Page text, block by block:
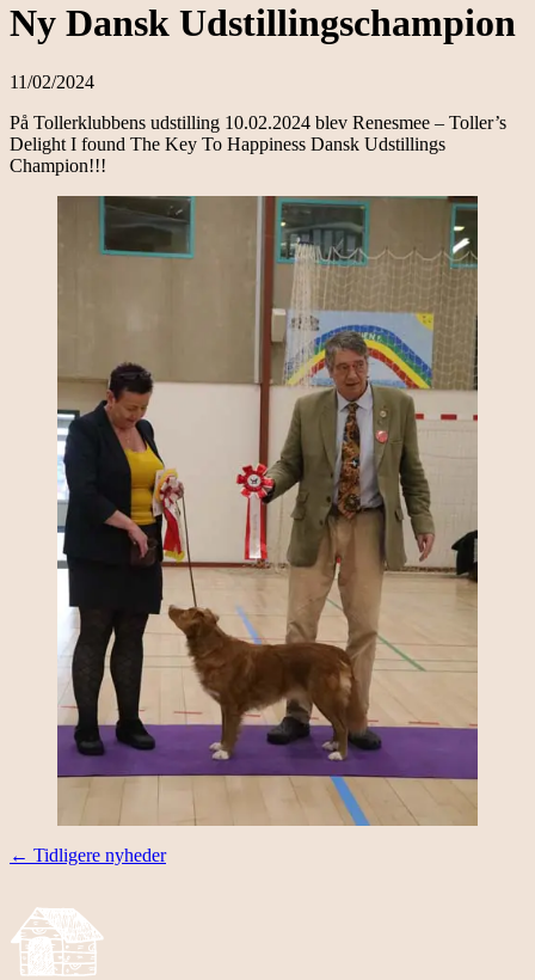
Ny Dansk Udstillingschampion
11/02/2024
På Tollerklubbens udstilling 10.02.2024 blev Renesmee – Toller’s
Delight I found The Key To Happiness Dansk Udstillings
Champion!!!
← Tidligere nyheder